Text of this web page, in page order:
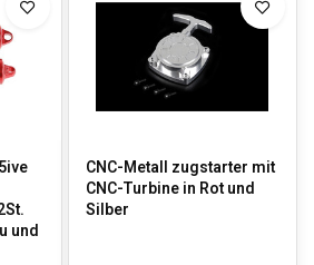
und
CNC-Metall zugstarter mit
CNC-Turbine in Rot und
Silber